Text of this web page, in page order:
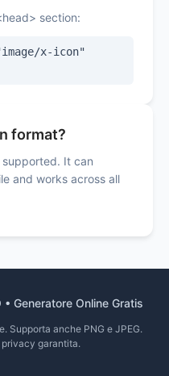
section:
x-icon"
format?
It can
and works across all
Generatore Online Gratis
Supporta anche PNG e JPEG.
garantita.